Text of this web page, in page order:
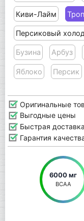
Киви-Лайм
Персиковый
Бузина Арбуз
Яблоко Персик
Оригинальные
Выгодные цены
Быстрая доставка
Гарантия
6000 мг
BCAA